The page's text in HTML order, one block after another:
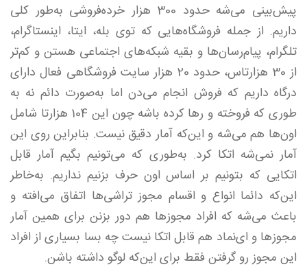
پیش‌بینی می‌شه حدود 300 هزار خرده‌فروشی به‌طور کلی
داریم. از‌ جمله فروشگاه‌هایی که توی بله، ایتا، اینستاگرام،
تلگرام، پیام‌رسان‌ها و بقیه شبکه‌های اجتماعی هستن و کم‌تر
از 30 هزارتاس، حدود 20 هزار سایت فروشگاهی فعال دارای
درگاه داریم که فروش انجام می‌دن اما به‌صورت دائم نه‌ به
‌طوری که فروخته و رها کرده باشه چون این 104 هزار‌تا شامل
اون‌ها‌ هم می‌شه و این‌که آمار دقیق نیست. بنابراین روی این
آمار نمی‌شه اتکا کرد. به‌طوری که می‌تونیم بگیم آمار قابل
اتکایی که بتونیم بر اساس اون حرف بزنیم نداریم. به‌خاطر
این‌که دائما انواع ‌و ‌اقسام مجوز ‌تراشی‌ها اتفاق می‌افته و
باعث می‌شه که افراد مجوزها هم دور بزنن برای همین آمار
مجوز‌ها و ای‌نماد هم قابل اتکا نیست چه‌ بسا بسیاری از افراد
این مجوز رو گرفتن فقط برای این‌که لوگو داشته‌ باشن.